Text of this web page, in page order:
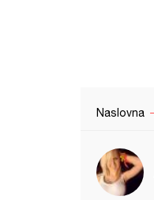
Naslovna